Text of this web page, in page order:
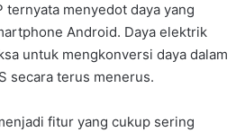
ternyata menyedot daya yang
Android. Daya elektrik
untuk mengkonversi daya dalam
secara terus menerus.
fitur yang cukup sering